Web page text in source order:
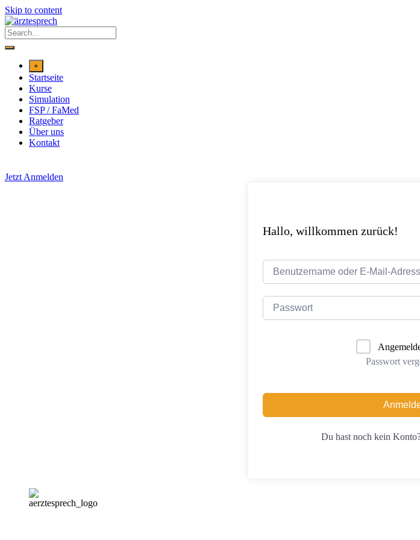
Skip to content
+
Startseite
Kurse
Simulation
FSP / FaMed
Ratgeber
Über uns
Kontakt
Jetzt Anmelden
Hallo, willkommen zurück!
Passwort
Du hast noch kein